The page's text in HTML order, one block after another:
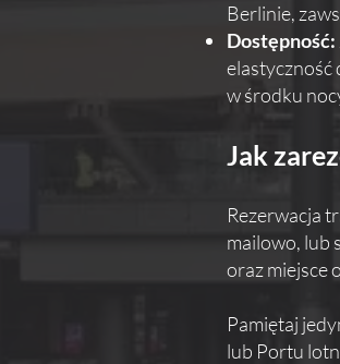
Berlinie,
Dostępność:
elastyczność
w środku
Jak
Rezerwacja
mailowo, lub
oraz miejsce
Pamiętaj
lub Portu